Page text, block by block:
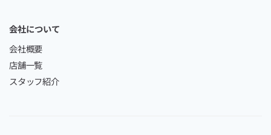
会社について
会社概要
店舗一覧
スタッフ紹介